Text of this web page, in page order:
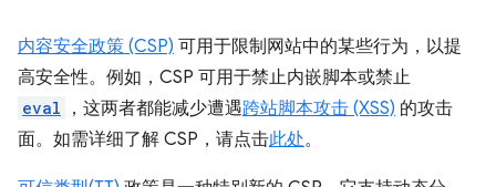
内容安全政策 (CSP) 可用于限制网站中的某些行为，以提
高安全性。例如，CSP 可用于禁止内嵌脚本或禁止
eval ，这两者都能减少遭遇跨站脚本攻击 (XSS) 的攻击
面。如需详细了解 CSP，请点击此处。